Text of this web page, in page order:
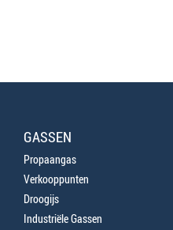
GASSEN
Propaangas
Verkooppunten
Droogijs
Industriële Gassen